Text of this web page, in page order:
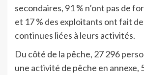
secondaires, 91 % n’ont pas de
et 17 % des exploitants ont fait
continues liées à leurs activités.
Du côté de la pêche, 27 296
une activité de pêche en annexe,